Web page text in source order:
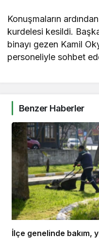
Konuşmaların
kurdelesi kesildi.
binayı gezen Kamil
personeliyle sohbet
Benzer Haberler
İlçe genelinde bakım,